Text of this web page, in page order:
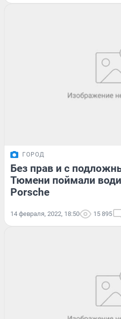
ГОРОД
Без прав и с
Тюмени поймали
Porsche
14 февраля, 2022, 18:50 15 895